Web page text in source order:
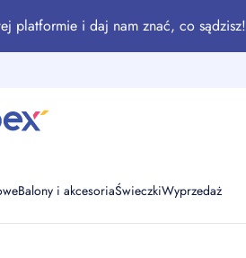
platformie i daj nam znać, co sądzisz!
Balony i akcesoriaŚwieczkiWyprzedaż